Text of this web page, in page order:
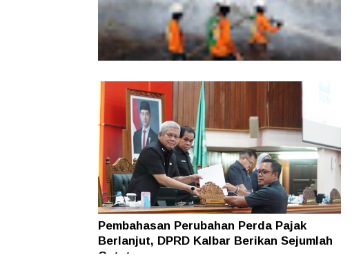
Karhutla Dekati SMKN 1 Sungai Raya, Tim
SAR Dit Samapta Polda Kalbar Antipasi
Api Meluas
Pembahasan Perubahan Perda Pajak
Berlanjut, DPRD Kalbar Berikan Sejumlah
Catatan